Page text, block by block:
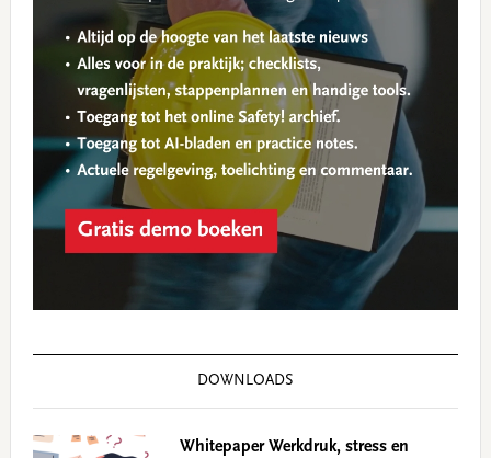
DOWNLOADS
Whitepaper Werkdruk, stress en